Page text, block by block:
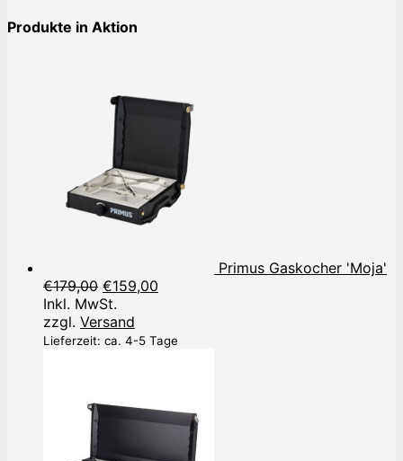
Produkte in Aktion
Primus Gaskocher 'Moja'
€179,00 Ursprünglicher
Preis
war:
€179,00
€159,00
€159,00.
Inkl. MwSt.
zzgl. Versand
Lieferzeit: ca. 4-5 Tage